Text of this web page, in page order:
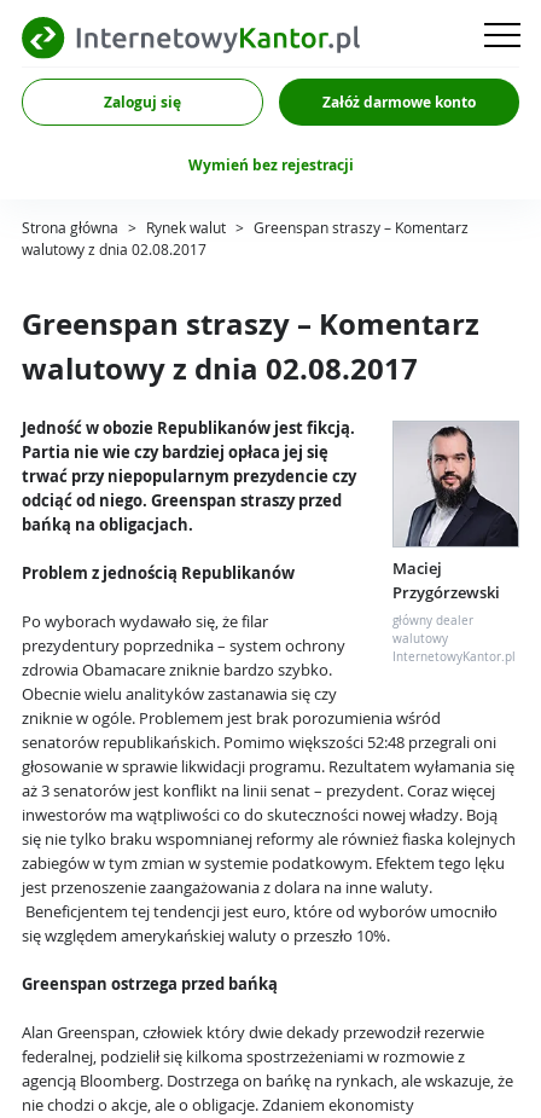
Zaloguj się Załóż darmowe konto
Wymień bez rejestracji
Strona główna > Rynek walut > Greenspan straszy – Komentarz
walutowy z dnia 02.08.2017
Greenspan straszy – Komentarz
walutowy z dnia 02.08.2017
Maciej
Przygórzewski
główny dealer
walutowy
InternetowyKantor.pl
Jedność w obozie Republikanów jest fikcją.
Partia nie wie czy bardziej opłaca jej się
trwać przy niepopularnym prezydencie czy
odciąć od niego. Greenspan straszy przed
bańką na obligacjach.
Problem z jednością Republikanów
Po wyborach wydawało się, że filar
prezydentury poprzednika – system ochrony
zdrowia Obamacare zniknie bardzo szybko.
Obecnie wielu analityków zastanawia się czy
zniknie w ogóle. Problemem jest brak porozumienia wśród
senatorów republikańskich. Pomimo większości 52:48 przegrali oni
głosowanie w sprawie likwidacji programu. Rezultatem wyłamania się
aż 3 senatorów jest konflikt na linii senat – prezydent. Coraz więcej
inwestorów ma wątpliwości co do skuteczności nowej władzy. Boją
się nie tylko braku wspomnianej reformy ale również fiaska kolejnych
zabiegów w tym zmian w systemie podatkowym. Efektem tego lęku
jest przenoszenie zaangażowania z dolara na inne waluty.
Beneficjentem tej tendencji jest euro, które od wyborów umocniło
się względem amerykańskiej waluty o przeszło 10%.
Greenspan ostrzega przed bańką
Alan Greenspan, człowiek który dwie dekady przewodził rezerwie
federalnej, podzielił się kilkoma spostrzeżeniami w rozmowie z
agencją Bloomberg. Dostrzega on bańkę na rynkach, ale wskazuje, że
nie chodzi o akcje, ale o obligacje. Zdaniem ekonomisty